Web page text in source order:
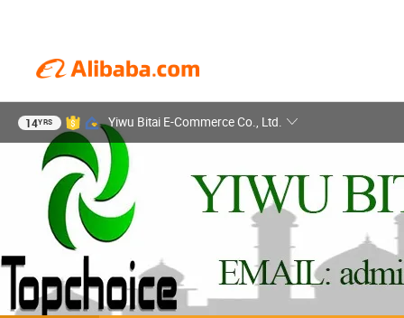
14YRS Yiwu Bitai E-Commerce Co., Ltd.